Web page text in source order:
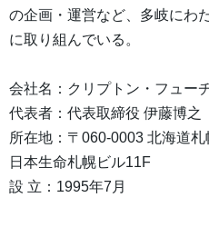
の企画・運営など、多岐にわ
に取り組んでいる。
会社名：クリプトン・フュー
代表者：代表取締役 伊藤博之
所在地：〒060-0003 北海道
日本生命札幌ビル11F
設 立：1995年7月